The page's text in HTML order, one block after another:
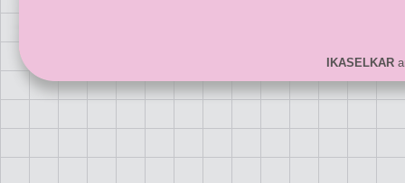
IKASELKAR